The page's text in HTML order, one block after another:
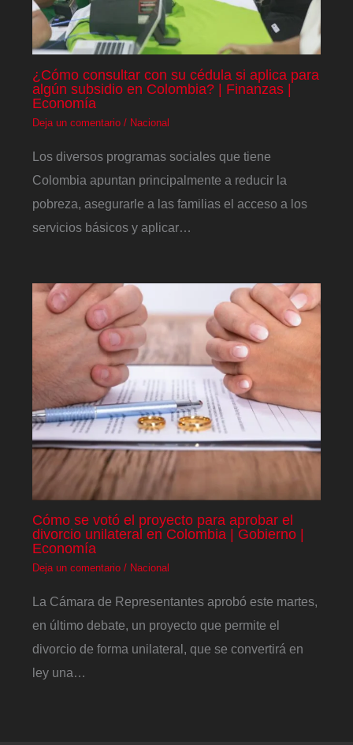
¿Cómo consultar con su cédula si aplica para
algún subsidio en Colombia? | Finanzas |
Economía
Deja un comentario / Nacional
Los diversos programas sociales que tiene
Colombia apuntan principalmente a reducir la
pobreza, asegurarle a las familias el acceso a los
servicios básicos y aplicar…
Cómo se votó el proyecto para aprobar el
divorcio unilateral en Colombia | Gobierno |
Economía
Deja un comentario / Nacional
La Cámara de Representantes aprobó este martes,
en último debate, un proyecto que permite el
divorcio de forma unilateral, que se convertirá en
ley una…